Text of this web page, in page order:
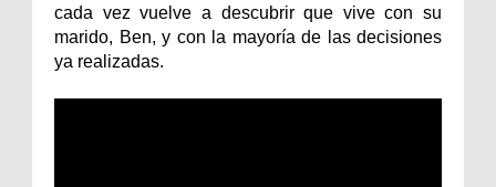
cada vez vuelve a descubrir que vive con su
marido, Ben, y con la mayoría de las decisiones
ya realizadas.